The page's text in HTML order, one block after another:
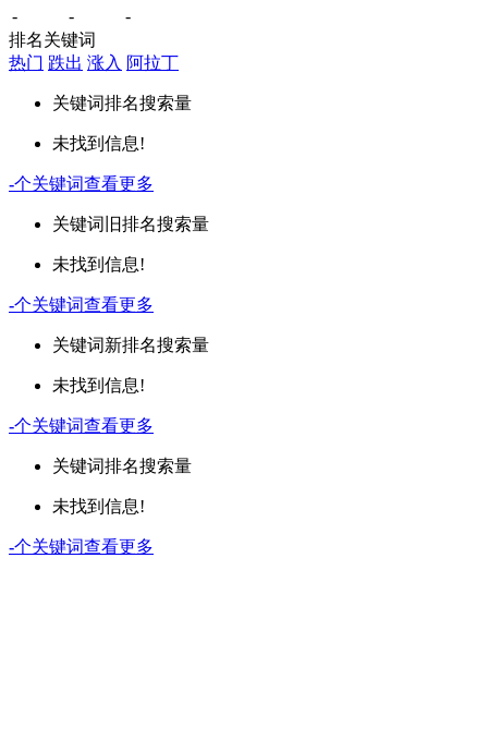
-
-
-
排名关键词
热门 跌出 涨入 阿拉丁
关键词排名搜索量
未找到信息!
-个关键词查看更多
关键词 旧排名搜索量
未找到信息!
-个关键词查看更多
关键词新排名搜索量
未找到信息!
-个关键词查看更多
关键词排名搜索量
未找到信息!
-个关键词查看更多